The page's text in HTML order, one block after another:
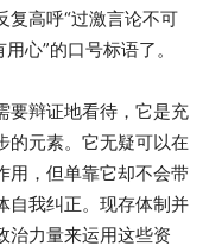
复高呼“过激言论不可
心”的口号标语了。
要辩证地看待，它是充
的元素。它无疑可以在
用，但单靠它却不会带
自我纠正。现存体制并
治力量来运用这些资